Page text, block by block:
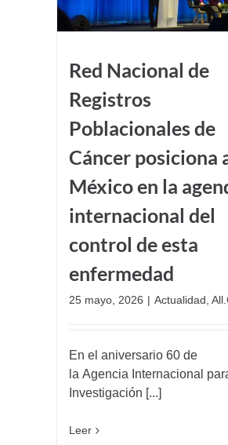
Red Nacional de
Registros
Poblacionales de
Cáncer posiciona
México en la
internacional del
control de esta
enfermedad
25 mayo, 2026 | Actualidad,
En el aniversario 60 de
la Agencia Internacional
Investigación [...]
Leer